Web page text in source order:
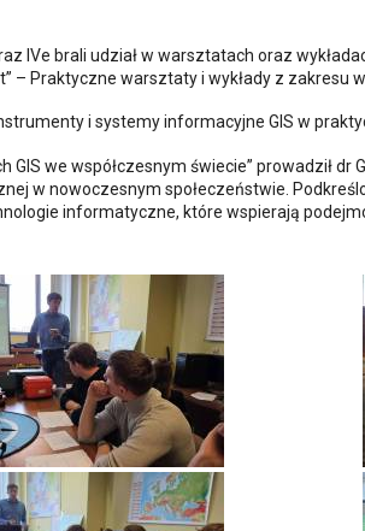
IVe brali udział w warsztatach oraz
Praktyczne warsztaty i wykłady z zakresu
i systemy informacyjne GIS w
we współczesnym świecie” prowadził dr
w nowoczesnym społeczeństwie.
informatyczne, które wspierają